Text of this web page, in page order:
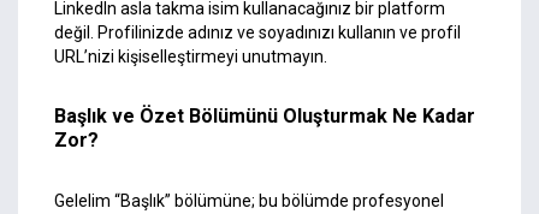
LinkedIn asla takma isim kullanacağınız bir platform
değil. Profilinizde adınız ve soyadınızı kullanın ve profil
URL’nizi kişiselleştirmeyi unutmayın.
Başlık ve Özet Bölümünü Oluşturmak Ne Kadar
Zor?
Gelelim “Başlık” bölümüne; bu bölümde profesyonel